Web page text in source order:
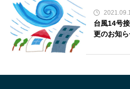
台風14号
更のお知